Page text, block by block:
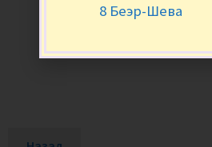
8 Беэр-Шева